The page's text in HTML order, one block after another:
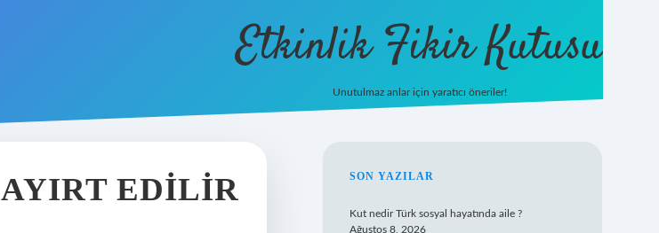
Etkinlik Fikir Kutusu
Unutulmaz anlar için yaratıcı öneriler!
EDILIR SIDEBAR
SON YAZILAR
Kut nedir Türk sosyal hayatında aile ?
Ağustos 8, 2026